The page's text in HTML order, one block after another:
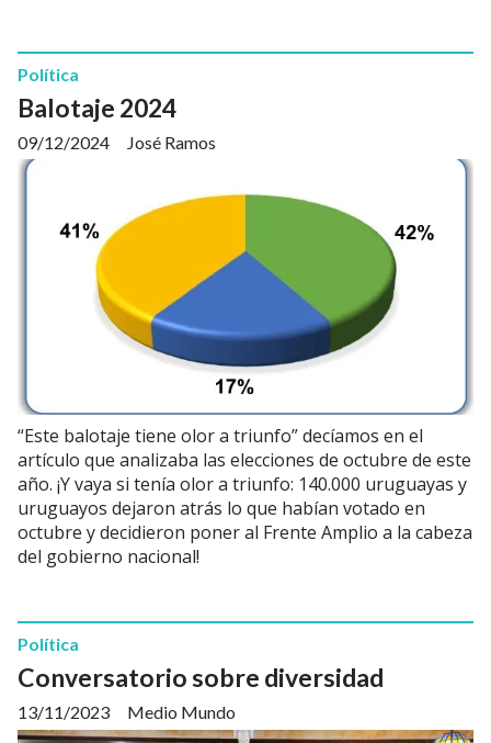
Balotaje 2024
José Ramos
Política
09/12/2024
“Este balotaje tiene olor a triunfo” decíamos en el
artículo que analizaba las elecciones de octubre de este
año. ¡Y vaya si tenía olor a triunfo: 140.000 uruguayas y
uruguayos dejaron atrás lo que habían votado en
octubre y decidieron poner al Frente Amplio a la cabeza
del gobierno nacional!
Conversatorio sobre diversidad
Medio Mundo
Política
13/11/2023